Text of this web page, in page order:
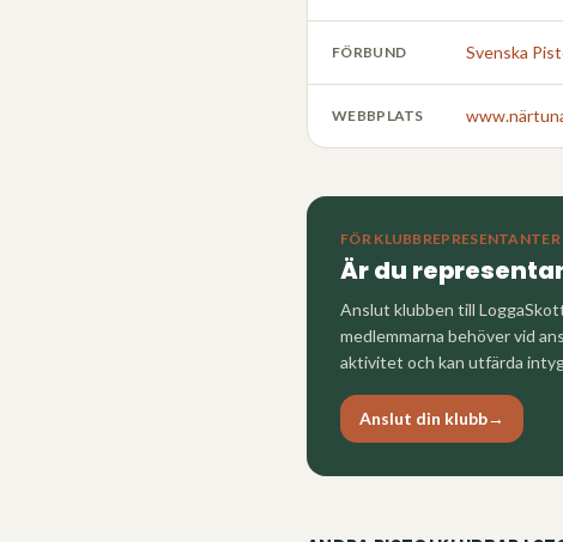
FÖRBUND Svenska
WEBBPLATS
FÖR KLUBBREPRESENTANTER
Är du
Anslut klubben till
medlemmarna behöver vid
aktivitet och kan utfärda
Anslut din klubb→